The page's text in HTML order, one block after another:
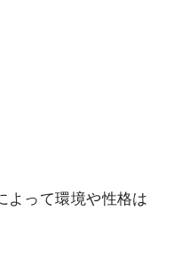
よって環境や性格は